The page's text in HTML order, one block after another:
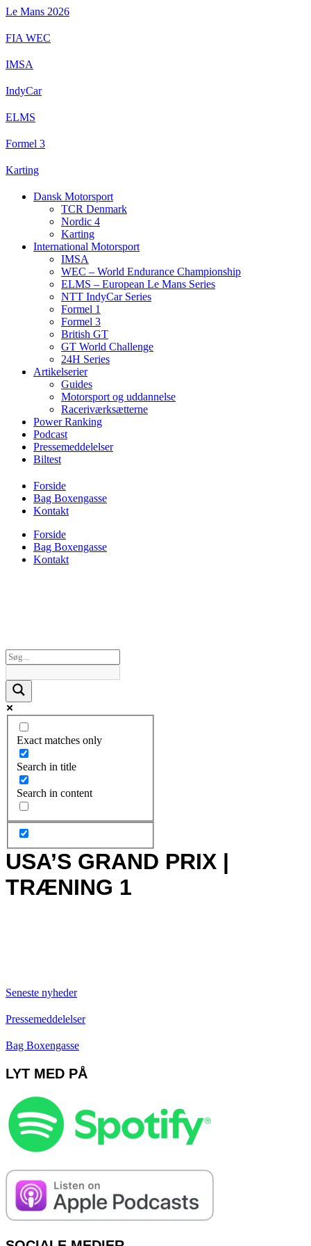
Videre
indhold
Le Mans 2026
FIA WEC
IMSA
IndyCar
ELMS
Formel 3
Karting
Dansk Motorsport
TCR Denmark
Nordic 4
Karting
International Motorsport
IMSA
WEC – World Endurance Championship
ELMS – European Le Mans Series
NTT IndyCar Series
Formel 1
Formel 3
British GT
GT World Challenge
24H Series
Artikelserier
Guides
Motorsport og uddannelse
Raceriværksætterne
Power Ranking
Podcast
Pressemeddelelser
Biltest
Forside
Bag Boxengasse
Kontakt
Forside
Bag Boxengasse
Kontakt
Exact matches only
Search in title
Search in content
USA’S GRAND PRIX |
TRÆNING 1
Seneste nyheder
Pressemeddelelser
Bag Boxengasse
LYT MED PÅ